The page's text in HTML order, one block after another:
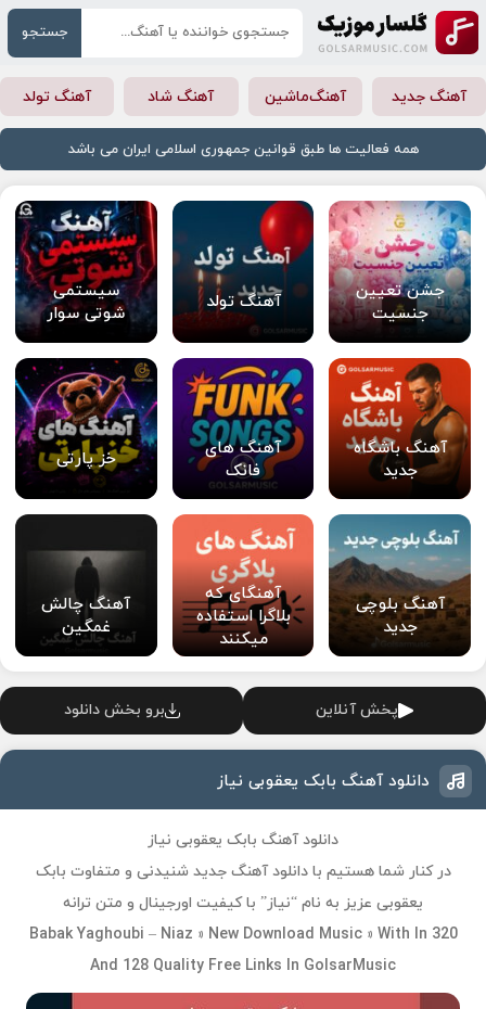
جستجو
آهنگ جدید آهنگ‌ماشین آهنگ شاد آهنگ تولد
همه فعالیت ها طبق قوانین جمهوری اسلامی ایران می باشد
جشن تعیین
جنسیت
آهنگ تولد
سیستمی
شوتی سوار
آهنگ باشگاه
جدید
آهنگ های
فانک
خز پارتی
آهنگ بلوچی
جدید
آهنگای که
بلاگرا استفاده
میکنند
آهنگ چالش
غمگین
پخش آنلاین برو بخش دانلود
دانلود آهنگ بابک یعقوبی نیاز
دانلود آهنگ بابک یعقوبی نیاز
در کنار شما هستیم با دانلود آهنگ جدید شنیدنی و متفاوت بابک
یعقوبی عزیز به نام “نیاز” با کیفیت اورجینال و متن ترانه
Babak Yaghoubi – Niaz » New Download Music » With In 320
And 128 Quality Free Links In GolsarMusic